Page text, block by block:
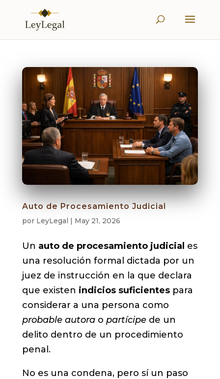
Auto de Procesamiento Judicial
por LeyLegal | May 21, 2026
Un auto de procesamiento judicial es
una resolución formal dictada por un
juez de instrucción en la que declara
que existen indicios suficientespara
considerar a una persona como
probable autorao partícipede un
delito dentro de un procedimiento
penal.
No es una condena, pero sí un paso